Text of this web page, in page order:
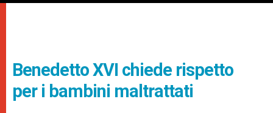
Benedetto XVI chiede rispetto
per i bambini maltrattati